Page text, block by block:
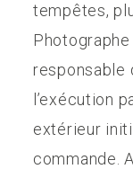
tempêtes,
responsable
l’exécution
extérieur
commande.